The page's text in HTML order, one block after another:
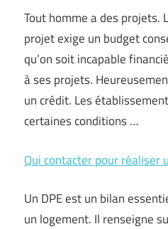
Tout homme a des projets.
projet exige un budget
qu’on soit incapable
à ses projets.
un crédit. Les
certaines conditions …
Qui contacter pour réaliser
Un DPE est un bilan
un logement. Il renseigne